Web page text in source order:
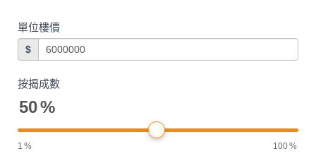
單位樓價
$
按揭成數
50%
1 % 100%